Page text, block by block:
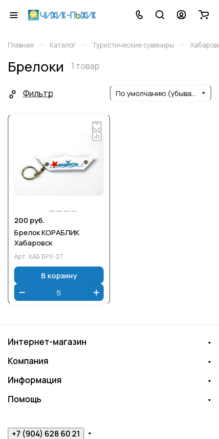
Главная – Каталог – Туристические сувениры –
Брелоки 1 товар
Фильтр По умолчанию (убывание)
200 руб.
Брелок КОРАБЛИК
Хабаровск
Арт. ХАБ БРХ-27
В корзину
Интернет-магазин
Компания
Информация
Помощь
+7 (904) 628 60 21